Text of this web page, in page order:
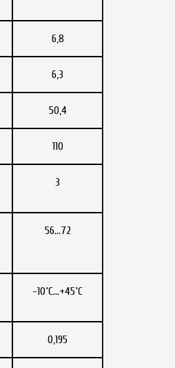
6,8
6,3
50,4
110
3
56...72
-10˚С…+45˚С
0,195